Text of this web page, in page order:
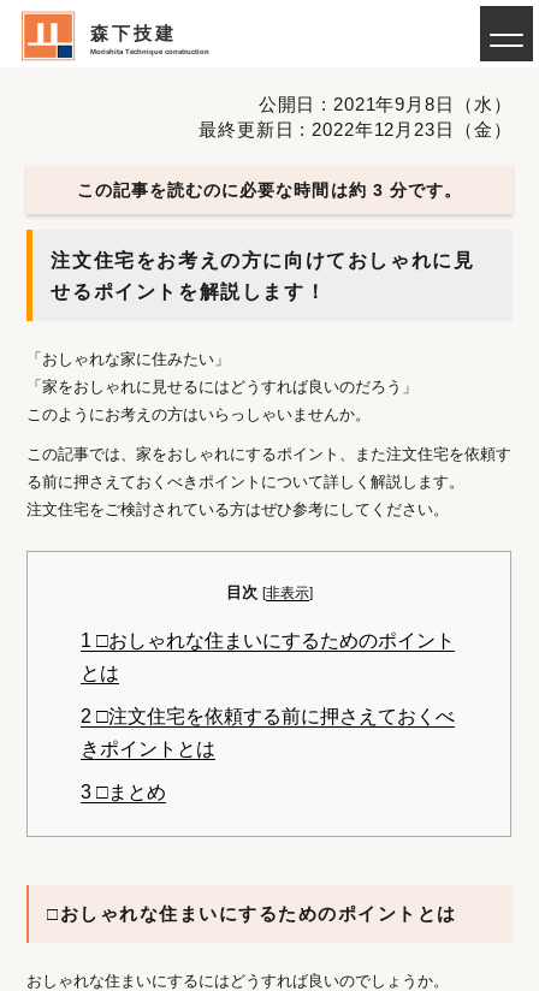
森下技建
Morishita Technique construction
公開日 : 2021年9月8日（水）
最終更新日 : 2022年12月23日（金）
この記事を読むのに必要な時間は約 3 分です。
注文住宅をお考えの方に向けておしゃれに見
せるポイントを解説します！
「おしゃれな家に住みたい」
「家をおしゃれに見せるにはどうすれば良いのだろう」
このようにお考えの方はいらっしゃいませんか。
この記事では、家をおしゃれにするポイント、また注文住宅を依頼す
る前に押さえておくべきポイントについて詳しく解説します。
注文住宅をご検討されている方はぜひ参考にしてください。
目次 [非表示]
1 □おしゃれな住まいにするためのポイント
とは
2 □注文住宅を依頼する前に押さえておくべ
きポイントとは
3 □まとめ
□おしゃれな住まいにするためのポイントとは
おしゃれな住まいにするにはどうすれば良いのでしょうか。